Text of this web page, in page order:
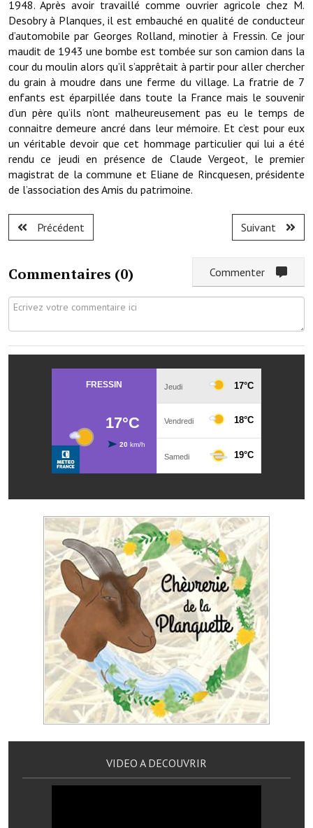
Elus et agents
L'équipe municipale
Le personnel municipal
Les moyens financiers
Note de synthèse financière
Rapport d'orientation budgétaire
Actions et projets
Projets et travaux en cours
Procès verbaux des conseils municipaux
Communication
Le bulletin municipal : Fressinfo & Le Fressinois
Le village dans l'intercommunalité
Communauté de communes
Les réseaux partenaires
L'association des maires
Le conseil départemental
VILLE PRATIQUE
Services publics intercommunaux
Affaires scolaires, CCAS
Eaux, assainissement
France services
France Renov
Services publics communaux
Démarches administratives
1948. Après avoir travaillé comme ouvrier agricole chez M.
Desobry à Planques, il est embauché en qualité de conducteur
d’automobile par Georges Rolland, minotier à Fressin. Ce jour
maudit de 1943 une bombe est tombée sur son camion dans la
cour du moulin alors qu’il s’apprêtait à partir pour aller chercher
du grain à moudre dans une ferme du village. La fratrie de 7
enfants est éparpillée dans toute la France mais le souvenir
d’un père qu’ils n’ont malheureusement pas eu le temps de
connaitre demeure ancré dans leur mémoire. Et c’est pour eux
un véritable devoir que cet hommage particulier qui lui a été
rendu ce jeudi en présence de Claude Vergeot, le premier
magistrat de la commune et Eliane de Rincquesen, présidente
de l’association des Amis du patrimoine.
Précédent Suivant
Commentaires (0)
VIDEO A DECOUVRIR